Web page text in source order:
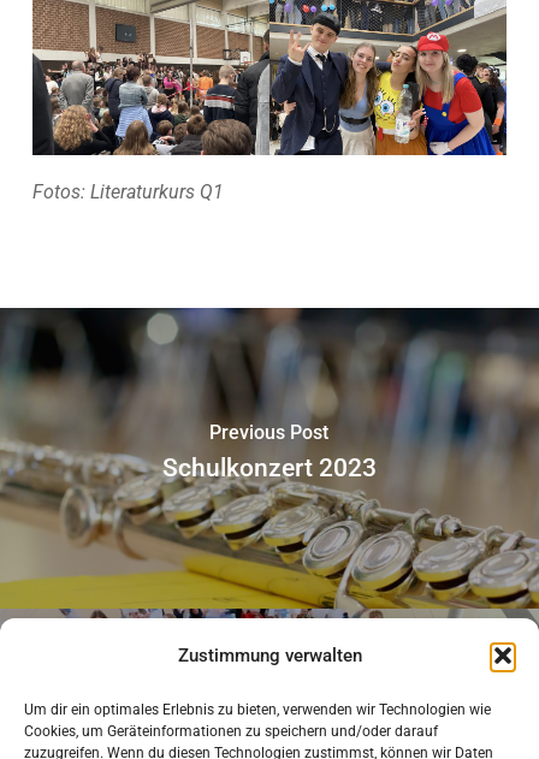
Zustimmung verwalten
Um dir ein optimales Erlebnis zu bieten, verwenden wir Technologien wie
Cookies, um Geräteinformationen zu speichern und/oder darauf
zuzugreifen. Wenn du diesen Technologien zustimmst, können wir Daten
Fotos: Literaturkurs Q1
Previous Post
Schulkonzert 2023
Next Post